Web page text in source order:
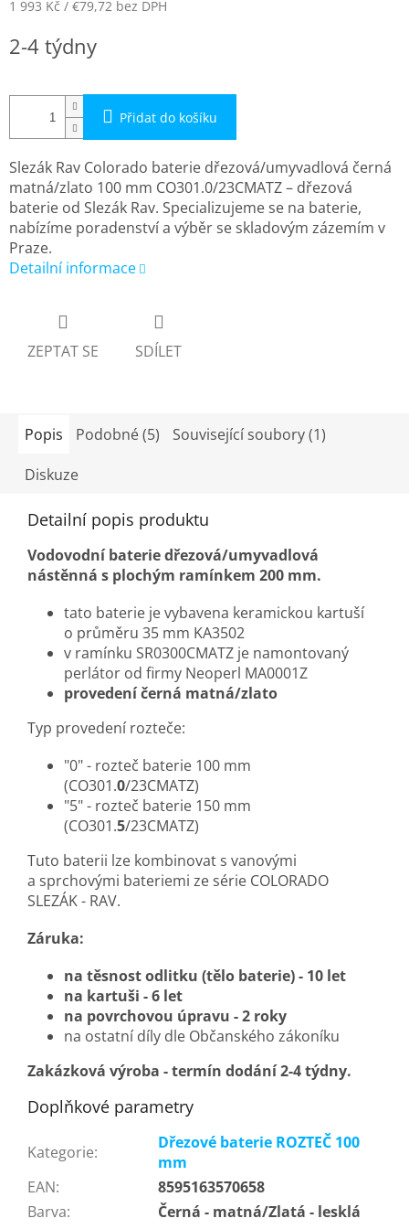
1 993 Kč / €79,72 bez DPH
cena:
2-4 týdny
Přidat do košíku
Slezák Rav Colorado baterie dřezová/umyvadlová černá
matná/zlato 100 mm CO301.0/23CMATZ – dřezová
baterie od Slezák Rav. Specializujeme se na baterie,
nabízíme poradenství a výběr se skladovým zázemím v
Praze.
Detailní informace
ZEPTAT SE SDÍLET
Popis Podobné (5)
Související soubory (1)
Diskuze
Detailní popis produktu
Vodovodní baterie dřezová/umyvadlová
nástěnná s plochým ramínkem 200 mm.
tato baterie je vybavena keramickou kartuší
o průměru 35 mm KA3502
v ramínku SR0300CMATZ je namontovaný
perlátor od firmy Neoperl MA0001Z
provedení černá matná/zlato
Typ provedení rozteče:
"0" - rozteč baterie 100 mm
(CO301.0/23CMATZ)
"5" - rozteč baterie 150 mm
(CO301.5/23CMATZ)
Tuto baterii lze kombinovat s vanovými
a sprchovými bateriemi ze série COLORADO
SLEZÁK - RAV.
Záruka:
na těsnost odlitku (tělo baterie) - 10 let
na kartuši - 6 let
na povrchovou úpravu - 2 roky
na ostatní díly dle Občanského zákoníku
Zakázková výroba - termín dodání 2-4 týdny.
Doplňkové parametry
Kategorie:
Dřezové baterie ROZTEČ 100
mm
EAN:
8595163570658
Barva:
Černá - matná/Zlatá - lesklá